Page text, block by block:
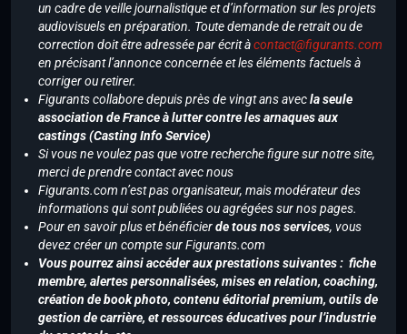
un cadre de veille journalistique et d’information sur les projets
audiovisuels en préparation. Toute demande de retrait ou de
correction doit être adressée par écrit àcontact@figurants.com
en précisant l’annonce concernée et les éléments factuels à
corriger ou retirer.
Figurants collabore depuis près de vingt ans avecla seule
association de France à lutter contre les arnaques aux
castings (Casting Info Service)
Si vous ne voulez pas que votre recherche figure sur notre site,
merci de prendre contact avec nous
Figurants.com n’est pas organisateur, mais modérateur des
informations qui sont publiées ou agrégées sur nos pages.
Pour en savoir plus et bénéficierde tous nos services, vous
devez créer un compte sur Figurants.com
Vous pourrez ainsi accéder aux prestations suivantes : fiche
membre, alertes personnalisées, mises en relation, coaching,
création de book photo, contenu éditorial premium, outils de
gestion de carrière, et ressources éducatives pour l’industrie